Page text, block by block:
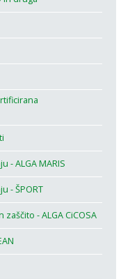
- ALGA MARIS
- ŠPORT
- ALGA CiCOSA